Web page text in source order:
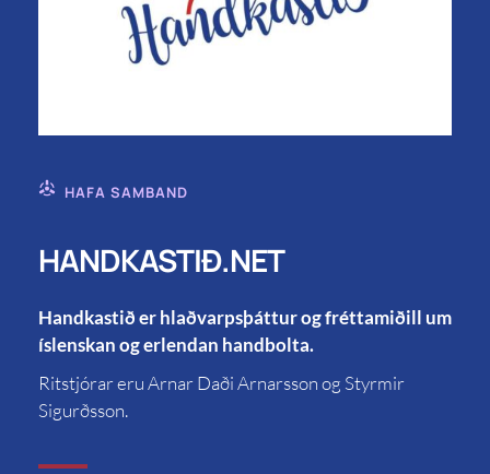
HAFA SAMBAND
HANDKASTIÐ.NET
Handkastið er hlaðvarpsþáttur og fréttamiðill um
íslenskan og erlendan handbolta.
Ritstjórar eru Arnar Daði Arnarsson og Styrmir
Sigurðsson.